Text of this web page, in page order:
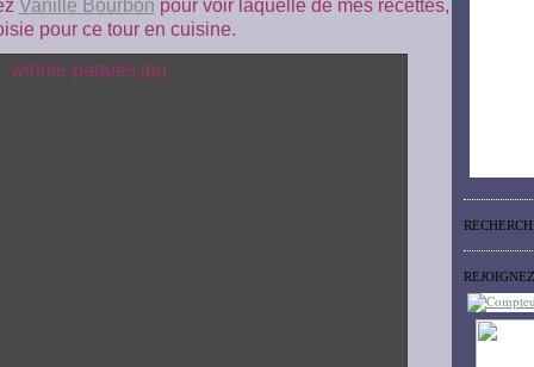
Vanille Bourbon pour voir laquelle de mes recettes,
pour ce tour en cuisine.